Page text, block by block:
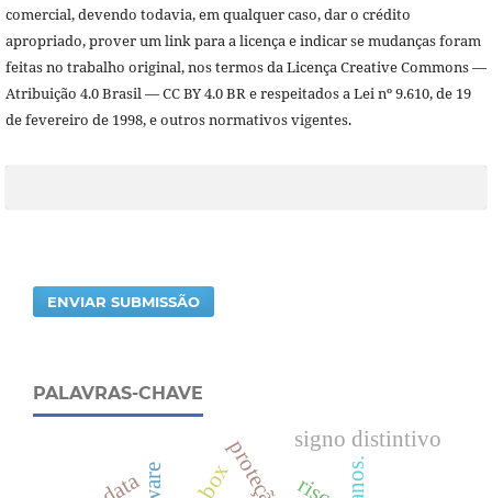
comercial, devendo todavia, em qualquer caso, dar o crédito
apropriado, prover um link para a licença e indicar se mudanças foram
feitas no trabalho original, nos termos da Licença Creative Commons —
Atribuição 4.0 Brasil — CC BY 4.0 BR e respeitados a Lei nº 9.610, de 19
de fevereiro de 1998, e outros normativos vigentes.
ENVIAR SUBMISSÃO
PALAVRAS-CHAVE
signo distintivo